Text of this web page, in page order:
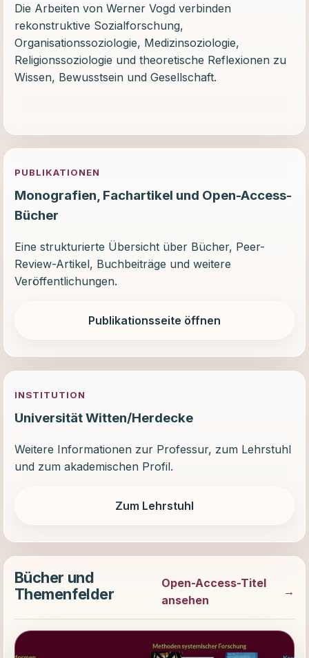
Die Arbeiten von Werner Vogd verbinden
rekonstruktive Sozialforschung,
Organisationssoziologie, Medizinsoziologie,
Religionssoziologie und theoretische Reflexionen zu
Wissen, Bewusstsein und Gesellschaft.
PUBLIKATIONEN
Monografien, Fachartikel und Open-Access-
Bücher
Eine strukturierte Übersicht über Bücher, Peer-
Review-Artikel, Buchbeiträge und weitere
Veröffentlichungen.
Publikationsseite öffnen
INSTITUTION
Universität Witten/Herdecke
Weitere Informationen zur Professur, zum Lehrstuhl
und zum akademischen Profil.
Zum Lehrstuhl
Bücher und
Themenfelder
Open-Access-Titel
ansehen